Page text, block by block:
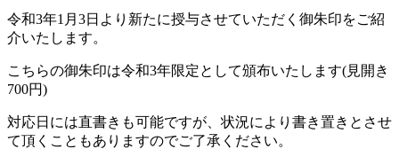
令和3年1月3日より新たに授与させていただく御朱印をご紹
介いたします。
こちらの御朱印は令和3年限定として頒布いたします(見開き
700円)
対応日には直書きも可能ですが、状況により書き置きとさせ
て頂くこともありますのでご了承ください。